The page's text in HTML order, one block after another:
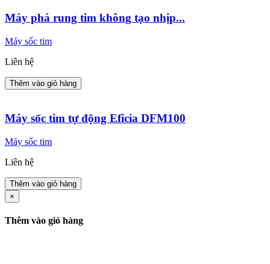
Máy phá rung tim không tạo nhịp...
Máy sốc tim
Liên hệ
Thêm vào giỏ hàng
Máy sốc tim tự động Eficia DFM100
Máy sốc tim
Liên hệ
Thêm vào giỏ hàng
×
Thêm vào giỏ hàng